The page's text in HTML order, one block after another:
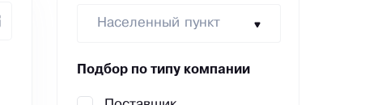
Населенный пункт
Подбор по типу компании